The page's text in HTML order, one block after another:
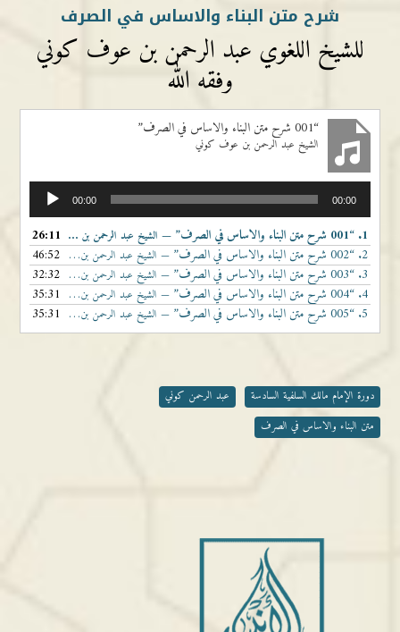
شرح متن البناء والاساس في الصرف
للشيخ اللغوي عبد الرحمن بن عوف كوني
وفقه الله
“001 شرح متن البناء والاساس في الصرف”
الشيخ عبد الرحمن بن عوف كوني
الصوت
00:00 00:00
1. “001 شرح متن البناء والاساس في الصرف” — الشيخ عبد الرحمن بن عوف كوني
26:11
2. “002 شرح متن البناء والاساس في الصرف” — الشيخ عبد الرحمن بن عوف كوني
46:52
3. “003 شرح متن البناء والاساس في الصرف” — الشيخ عبد الرحمن بن عوف كوني
32:32
4. “004 شرح متن البناء والاساس في الصرف” — الشيخ عبد الرحمن بن عوف كوني
35:31
5. “005 شرح متن البناء والاساس في الصرف” — الشيخ عبد الرحمن بن عوف كوني 35:31
دورة الإمام مالك السلفية السادسة
عبد الرحمن كوني
متن البناء والاساس في الصرف